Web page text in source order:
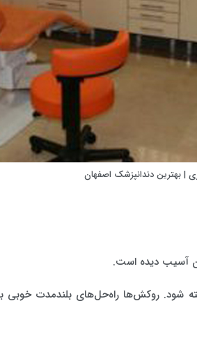
| بهترین دندانپزشک اصفهان
آسیب دیده است.
شود. روکش‌ها راه‌حل‌های بلندمدت خوبی